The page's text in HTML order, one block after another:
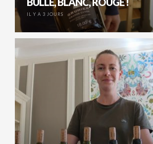
IL Y A 3 JOURS